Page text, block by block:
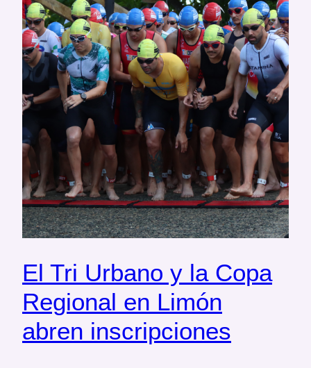
El Tri Urbano y la Copa
Regional en Limón
abren inscripciones